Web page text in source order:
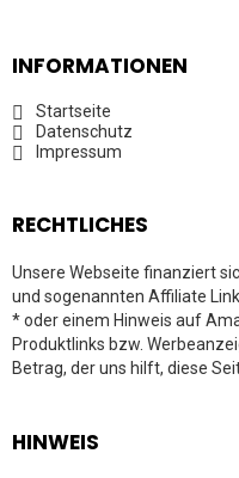
INFORMATIONEN
Startseite
Datenschutz
Impressum
RECHTLICHES
Unsere Webseite finanziert
und sogenannten Affiliate
* oder einem Hinweis auf
Produktlinks bzw.
Betrag, der uns hilft, diese
HINWEIS